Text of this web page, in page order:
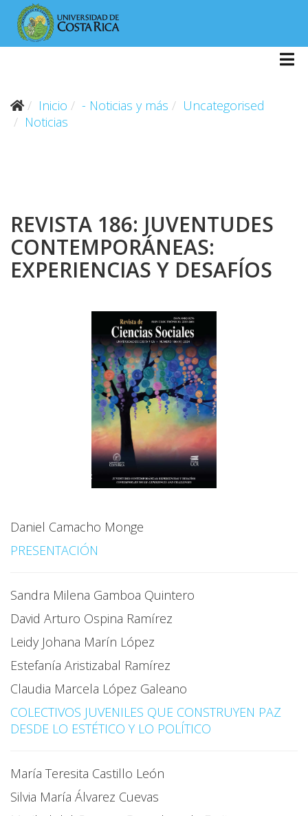
Inicio - Noticias y más
Uncategorised
Noticias
REVISTA 186: JUVENTUDES
CONTEMPORÁNEAS:
EXPERIENCIAS Y DESAFÍOS
Daniel Camacho Monge
PRESENTACIÓN
Sandra Milena Gamboa Quintero
David Arturo Ospina Ramírez
Leidy Johana Marín López
Estefanía Aristizabal Ramírez
Claudia Marcela López Galeano
COLECTIVOS JUVENILES QUE CONSTRUYEN PAZ
DESDE LO ESTÉTICO Y LO POLÍTICO
María Teresita Castillo León
Silvia María Álvarez Cuevas